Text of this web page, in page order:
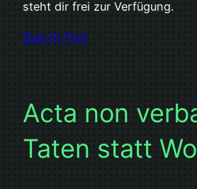
steht dir frei zur Verfügung.
Zum KI Tool
Acta non
Taten statt